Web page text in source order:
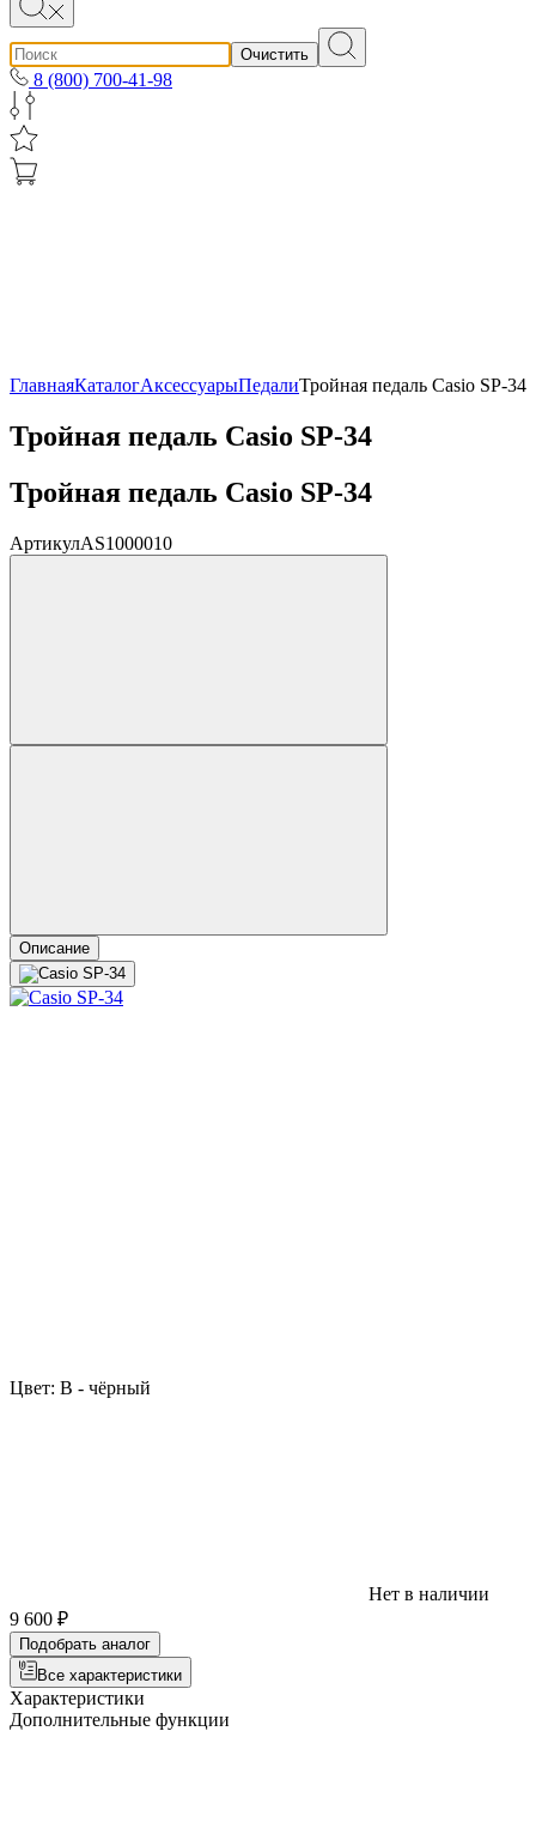
Очистить
8 (800) 700-41-98
ГлавнаяКаталогАксессуарыПедалиТройная педаль Casio SP-34
Тройная педаль Casio SP-34
Тройная педаль Casio SP-34
АртикулAS1000010
Описание
Цвет: B - чёрный
Нет в наличии
9 600 ₽
Подобрать аналог
Все характеристики
Характеристики
Дополнительные функции